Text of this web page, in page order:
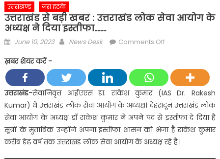
उत्तराखण्ड ज़रा हटके
उत्तराखंड से बड़ी खबर : उत्तराखंड लोक सेवा आयोग के
अध्यक्ष ने दिया इस्तीफा……..
Posted
June 10, 2023 Author
News Desk Comments Offon
बड़ी
खबर
:
उत्तराखंड
लोक
सेवा
आयोग
ख़बर शेयर करें -
उत्तराखंड-सेवानिवृत्त आईएएस डा. राकेश कुमार (IAS Dr. Rakesh
Kumar) थे उत्तराखंड लोक सेवा आयोग के अध्यक्ष। देहरादून उत्तराखंड लोक
सेवा आयोग के अध्यक्ष डॉ राकेश कुमार ने अपने पद से इस्तीफा दे दिया है
सूत्रों के मुताबिक उन्होंने अपना इस्तीफा शासन को भेजा है राकेश कुमार
करीब डेढ़ वर्ष तक उत्तराखंड लोक सेवा आयोग के अध्यक्ष रहे है।